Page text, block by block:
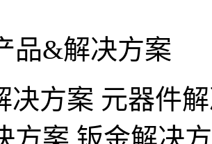
品&解决方案
决方案 元器件
方案 钣金解决